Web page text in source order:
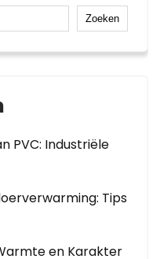
Zoeken
PVC: Industriële
Tips
en Karakter